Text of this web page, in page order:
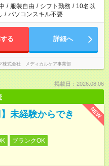
/ 服装自由 / シフト勤務 / 10名以
/ パソコンスキル不要
る 詳細へ
株式会社 メディカルケア事業部
掲載日：2026.08.06
NEW
未経験からでき
ブランクOK